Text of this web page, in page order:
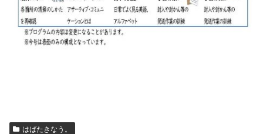
はばたきなう。